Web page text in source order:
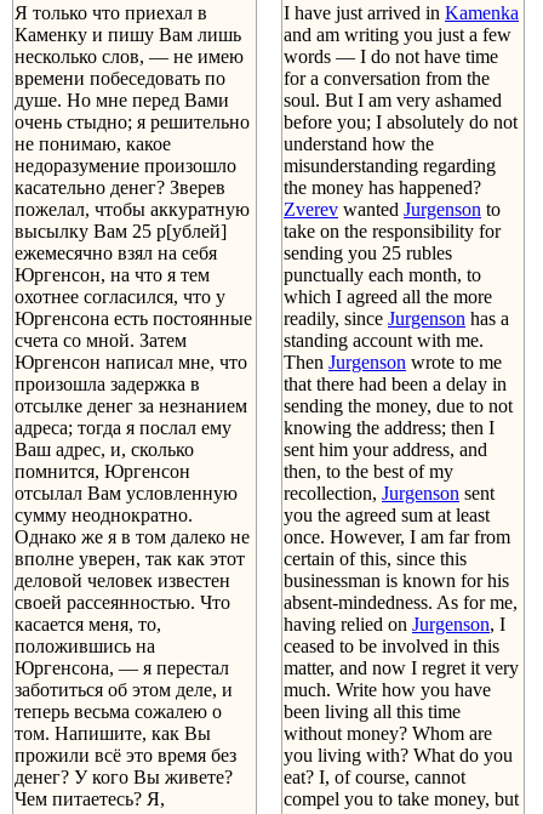
Я только что приехал в
Каменку и пишу Вам лишь
несколько слов, — не имею
времени побеседовать по
душе. Но мне перед Вами
очень стыдно; я решительно
не понимаю, какое
недоразумение произошло
касательно денег? Зверев
пожелал, чтобы аккуратную
высылку Вам 25 р[ублей]
ежемесячно взял на себя
Юргенсон, на что я тем
охотнее согласился, что у
Юргенсона есть постоянные
счета со мной. Затем
Юргенсон написал мне, что
произошла задержка в
отсылке денег за незнанием
адреса; тогда я послал ему
Ваш адрес, и, сколько
помнится, Юргенсон
отсылал Вам условленную
сумму неоднократно.
Однако же я в том далеко не
вполне уверен, так как этот
деловой человек известен
своей рассеянностью. Что
касается меня, то,
положившись на
Юргенсона, — я перестал
заботиться об этом деле, и
теперь весьма сожалею о
том. Напишите, как Вы
прожили всё это время без
денег? У кого Вы живете?
Чем питаетесь? Я,
I have just arrived in Kamenka
and am writing you just a few
words — I do not have time
for a conversation from the
soul. But I am very ashamed
before you; I absolutely do not
understand how the
misunderstanding regarding
the money has happened?
Zverev wanted Jurgenson to
take on the responsibility for
sending you 25 rubles
punctually each month, to
which I agreed all the more
readily, since Jurgenson has a
standing account with me.
Then Jurgenson wrote to me
that there had been a delay in
sending the money, due to not
knowing the address; then I
sent him your address, and
then, to the best of my
recollection, Jurgenson sent
you the agreed sum at least
once. However, I am far from
certain of this, since this
businessman is known for his
absent-mindedness. As for me,
having relied on Jurgenson, I
ceased to be involved in this
matter, and now I regret it very
much. Write how you have
been living all this time
without money? Whom are
you living with? What do you
eat? I, of course, cannot
compel you to take money, but